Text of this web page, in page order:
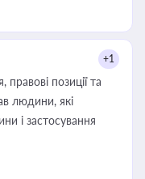
+1
позиції та
людини, які
і застосування